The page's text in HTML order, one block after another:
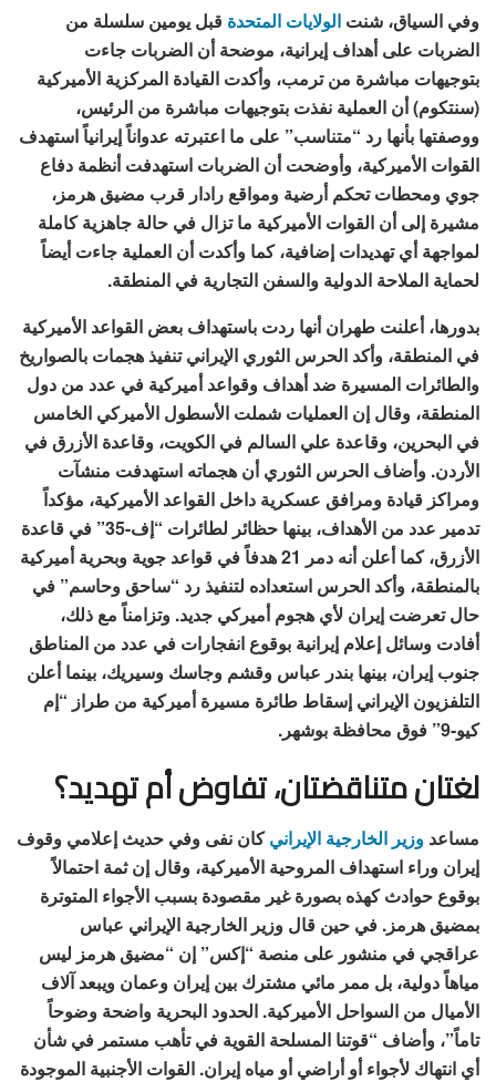
وفي السياق، شنت الولايات المتحدة قبل يومين سلسلة من
الضربات على أهداف إيرانية، موضحة أن الضربات جاءت
بتوجيهات مباشرة من ترمب، وأكدت القيادة المركزية الأميركية
(سنتكوم) أن العملية نفذت بتوجيهات مباشرة من الرئيس،
ووصفتها بأنها رد “متناسب” على ما اعتبرته عدواناً إيرانياً استهدف
القوات الأميركية، وأوضحت أن الضربات استهدفت أنظمة دفاع
جوي ومحطات تحكم أرضية ومواقع رادار قرب مضيق هرمز،
مشيرة إلى أن القوات الأميركية ما تزال في حالة جاهزية كاملة
لمواجهة أي تهديدات إضافية، كما وأكدت أن العملية جاءت أيضاً
لحماية الملاحة الدولية والسفن التجارية في المنطقة.
بدورها، أعلنت طهران أنها ردت باستهداف بعض القواعد الأميركية
في المنطقة، وأكد الحرس الثوري الإيراني تنفيذ هجمات بالصواريخ
والطائرات المسيرة ضد أهداف وقواعد أميركية في عدد من دول
المنطقة، وقال إن العمليات شملت الأسطول الأميركي الخامس
في البحرين، وقاعدة علي السالم في الكويت، وقاعدة الأزرق في
الأردن. وأضاف الحرس الثوري أن هجماته استهدفت منشآت
ومراكز قيادة ومرافق عسكرية داخل القواعد الأميركية، مؤكداً
تدمير عدد من الأهداف، بينها حظائر لطائرات “إف-35” في قاعدة
الأزرق، كما أعلن أنه دمر 21 هدفاً في قواعد جوية وبحرية أميركية
بالمنطقة، وأكد الحرس استعداده لتنفيذ رد “ساحق وحاسم” في
حال تعرضت إيران لأي هجوم أميركي جديد. وتزامناً مع ذلك،
أفادت وسائل إعلام إيرانية بوقوع انفجارات في عدد من المناطق
جنوب إيران، بينها بندر عباس وقشم وجاسك وسيريك، بينما أعلن
التلفزيون الإيراني إسقاط طائرة مسيرة أميركية من طراز “إم
كيو-9” فوق محافظة بوشهر.
لغتان متناقضتان، تفاوض أم تهديد؟
مساعد وزير الخارجية الإيرانيكان نفى وفي حديث إعلامي وقوف
إيران وراء استهداف المروحية الأميركية، وقال إن ثمة احتمالاً
بوقوع حوادث كهذه بصورة غير مقصودة بسبب الأجواء المتوترة
بمضيق هرمز. في حين قال وزير الخارجية الإيراني عباس
عراقجي في منشور على منصة “إكس” إن “مضيق هرمز ليس
مياهاً دولية، بل ممر مائي مشترك بين إيران وعمان ويبعد آلاف
الأميال من السواحل الأميركية. الحدود البحرية واضحة وضوحاً
تاماً”، وأضاف “قوتنا المسلحة القوية في تأهب مستمر في شأن
أي انتهاك لأجواء أو أراضي أو مياه إيران. القوات الأجنبية الموجودة